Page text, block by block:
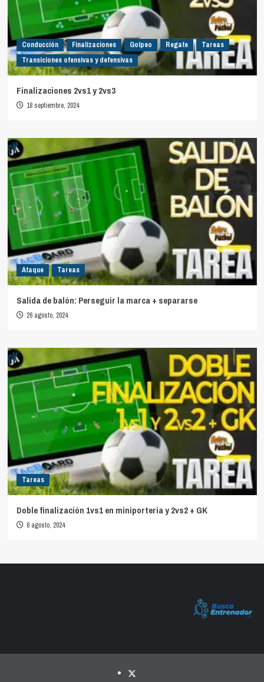
Conducción Finalizaciones Golpeo Regate
Tareas
Transiciones ofensivas y defensivas
Finalizaciones 2vs1 y 2vs3
18 septiembre, 2024
Ataque Tareas
Salida de balón: Perseguir la marca + separarse
26 agosto, 2024
Tareas
Doble finalización 1vs1 en miniporteria y 2vs2 + GK
6 agosto, 2024
Twitter